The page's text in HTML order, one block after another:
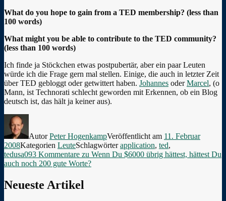
What do you hope to gain from a TED membership? (less than
100 words)
What might you be able to contribute to the TED community?
(less than 100 words)
Ich finde ja Stöckchen etwas postpubertär, aber ein paar Leuten
würde ich die Frage gern mal stellen. Einige, die auch in letzter Zeit
über TED gebloggt oder getwittert haben. Johannes oderMarcel, (o
Mann, ist Technorati schlecht geworden mit Erkennen, ob ein Blog
deutsch ist, das hält ja keiner aus).
AutorPeter HogenkampVeröffentlicht am 11. Februar
2008Kategorien LeuteSchlagwörterapplication, ted,
tedusa093 Kommentare zu Wenn Du $6000 übrig hättest, hättest Du
auch noch 200 gute Worte?
Neueste Artikel